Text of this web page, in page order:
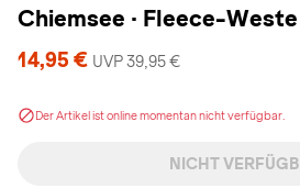
Chiemsee · Fleece-Weste
14,95 € UVP 39,95 €
Der Artikel ist online momentan nicht verfügbar.
NICHT